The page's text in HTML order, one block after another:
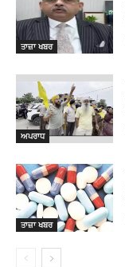
ਤਾਜ਼ਾ ਖਬਰ
ਅਪਰਾਧ
ਤਾਜ਼ਾ ਖਬਰ